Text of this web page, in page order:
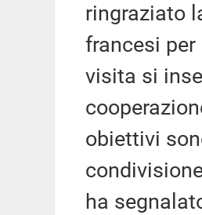
ringraziato
francesi
visita si
obiettivi
ha